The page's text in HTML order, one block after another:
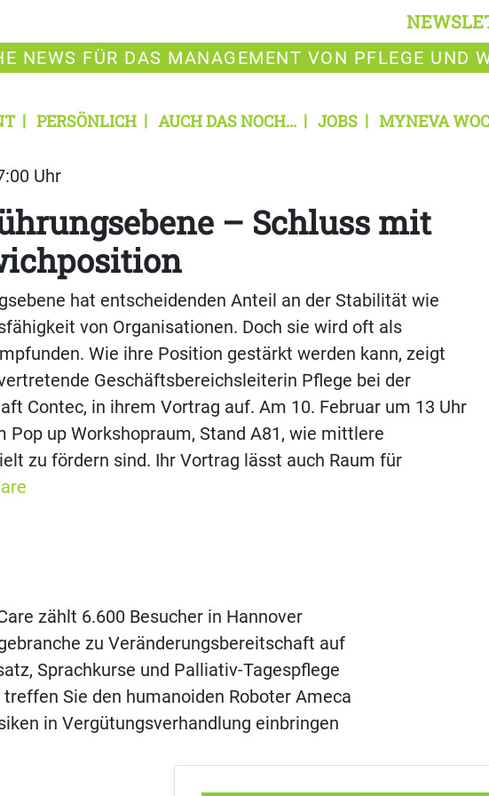
NEWS FÜR DAS MANAGEMENT VON PFLEGE UND
PERSÖNLICH AUCH DAS NOCH... JOBS MYNEVA
Uhr
– Schluss mit
hat entscheidenden Anteil an der Stabilität wie
von Organisationen. Doch sie wird oft als
Wie ihre Position gestärkt werden kann, zeigt
Geschäftsbereichsleiterin Pflege bei der
Contec, in ihrem Vortrag auf. Am 10. Februar um 13 Uhr
Pop up Workshopraum, Stand A81, wie mittlere
zu fördern sind. Ihr Vortrag lässt auch Raum für
zählt 6.600 Besucher in Hannover
zu Veränderungsbereitschaft auf
Sprachkurse und Palliativ-Tagespflege
Sie den humanoiden Roboter Ameca
in Vergütungsverhandlung einbringen